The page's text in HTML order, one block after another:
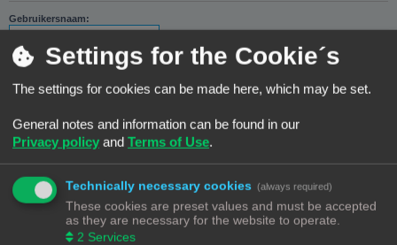
Gebruikersnaam:
Wachtwoord:
Ik ben mijn wachtwoord vergeten
Onthouden
REGISTREER
Settings for the Cookie´s
The settings for cookies can be made here, which may be set.
General notes and information can be found in our
Privacy policy and Terms of Use.
Technically necessary cookies (always required)
These cookies are preset values and must be accepted
as they are necessary for the website to operate.
2 Services